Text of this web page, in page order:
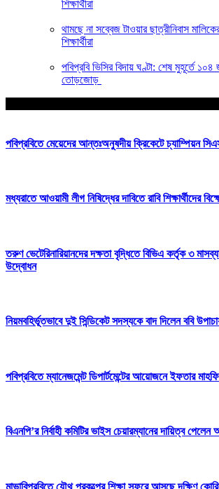
শিক্ষার্থীরা
থামছে না সব্বেজ টাওয়ার ছাত্রীনিবাস
শিক্ষার্থীরা
পবিপ্রবি ভিসির বিদায় ঘণ্টা: শেষ মুহূর্তে
তোড়জোড়
পবিপ্রবিতে মেয়েদের আন্তঃঅনুষদীয় ক্রিকেটে চ্যাম্পিয়ন
মধ্যরাতে আওয়ামী লীগ নিষিদ্ধের দাবিতে রাবি শিক্ষার্থীদের
তরুণ ভেটেরিনারিয়ানদের দক্ষতা বৃদ্ধিতে বিভিএ কর্তৃক ৩
উদ্বোধন
নিয়মবহির্ভূতভাবে দুই সিন্ডিকেট সদস্যকে বাদ দিলেন ববি
পবিপ্রবিতে ম্যানেজমেন্ট ডিপার্টমেন্টের আয়োজনে ইফতার
বিএনপি’র নির্বাহী কমিটির ভাইস চেয়ারম্যানের দায়িত্ব পেলেন
মাভাবিপ্রবিতে যৌথ প্রকল্পের শিক্ষা সফরে আসছে দক্ষিণ